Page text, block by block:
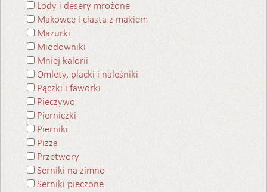
Lody i desery mrożone
Makowce i ciasta z makiem
Mazurki
Miodowniki
Mniej kalorii
Omlety, placki i naleśniki
Pączki i faworki
Pieczywo
Pierniczki
Pierniki
Pizza
Przetwory
Serniki na zimno
Serniki pieczone